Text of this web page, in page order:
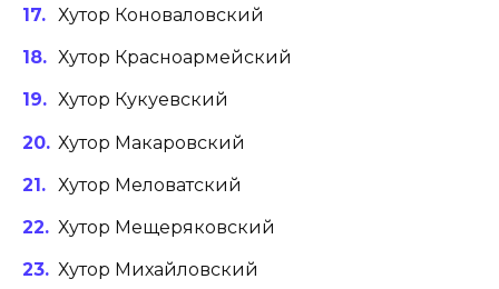
Хутор Коноваловский
Хутор Красноармейский
Хутор Кукуевский
Хутор Макаровский
Хутор Меловатский
Хутор Мещеряковский
Хутор Михайловский